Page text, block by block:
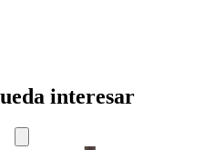
interesar